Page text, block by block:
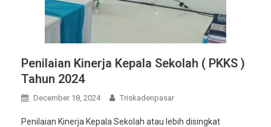
Penilaian Kinerja Kepala Sekolah ( PKKS )
Tahun 2024
December 18, 2024 Triskadenpasar
Penilaian Kinerja Kepala Sekolah atau lebih disingkat